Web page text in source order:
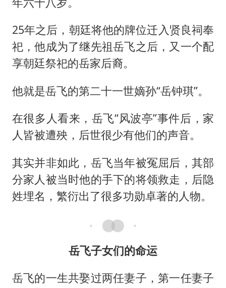
25年之后，朝廷将他的牌位迁入贤良祠奉
祀，他成为了继先祖岳飞之后，又一个配
享朝廷祭祀的岳家后裔。
他就是岳飞的第二十一世嫡孙“岳钟琪”。
在很多人看来，岳飞“风波亭”事件后，家
人皆被遭殃，后世很少有他们的声音。
其实并非如此，岳飞当年被冤屈后，其部
分家人被当时他的手下的将领救走，后隐
姓埋名，繁衍出了很多功勋卓著的人物。
岳飞子女们的命运
岳飞的一生共娶过两任妻子，第一任妻子